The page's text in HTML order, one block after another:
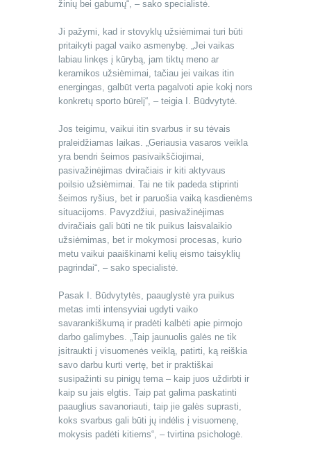
žinių bei gabumų“, – sako specialistė.
Ji pažymi, kad ir stovyklų užsiėmimai turi būti
pritaikyti pagal vaiko asmenybę. „Jei vaikas
labiau linkęs į kūrybą, jam tiktų meno ar
keramikos užsiėmimai, tačiau jei vaikas itin
energingas, galbūt verta pagalvoti apie kokį nors
konkretų sporto būrelį“, – teigia I. Būdvytytė.
Jos teigimu, vaikui itin svarbus ir su tėvais
praleidžiamas laikas. „Geriausia vasaros veikla
yra bendri šeimos pasivaikščiojimai,
pasivažinėjimas dviračiais ir kiti aktyvaus
poilsio užsiėmimai. Tai ne tik padeda stiprinti
šeimos ryšius, bet ir paruošia vaiką kasdienėms
situacijoms. Pavyzdžiui, pasivažinėjimas
dviračiais gali būti ne tik puikus laisvalaikio
užsiėmimas, bet ir mokymosi procesas, kurio
metu vaikui paaiškinami kelių eismo taisyklių
pagrindai“, – sako specialistė.
Pasak I. Būdvytytės, paauglystė yra puikus
metas imti intensyviai ugdyti vaiko
savarankiškumą ir pradėti kalbėti apie pirmojo
darbo galimybes. „Taip jaunuolis galės ne tik
įsitraukti į visuomenės veiklą, patirti, ką reiškia
savo darbu kurti vertę, bet ir praktiškai
susipažinti su pinigų tema – kaip juos uždirbti ir
kaip su jais elgtis. Taip pat galima paskatinti
paauglius savanoriauti, taip jie galės suprasti,
koks svarbus gali būti jų indėlis į visuomenę,
mokysis padėti kitiems“, – tvirtina psichologė.